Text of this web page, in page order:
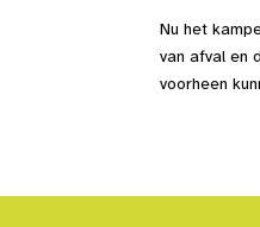
Nu het
van afval en
voorheen